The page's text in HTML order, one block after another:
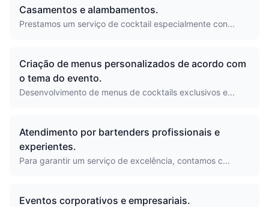
Casamentos e alambamentos.
Prestamos um serviço de cocktail especialmente con...
Criação de menus personalizados de acordo com
o tema do evento.
Desenvolvimento de menus de cocktails exclusivos e...
Atendimento por bartenders profissionais e
experientes.
Para garantir um serviço de excelência, contamos c...
Eventos corporativos e empresariais.